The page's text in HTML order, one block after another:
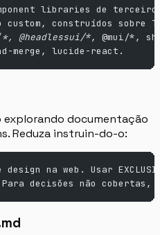
libraries de
custom, construídos sobre
*, @headlessui/*, @mui/*,
merge, lucide-react.
documentação
Reduza instruin-do-o:
na web. Usar
decisões não